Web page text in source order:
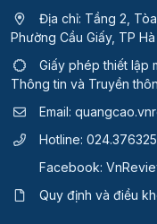
Địa chỉ: Tầng 2,
Phường Cầu Giấy, TP Hà
Giấy phép thiết lập
Thông tin và Truyền
Email:
Hotline:
Facebook:
Quy định và điều